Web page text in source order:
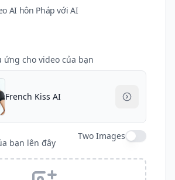
AI hôn Pháp với AI
ứng cho video của bạn
French Kiss AI
bạn lên đây
Two Images